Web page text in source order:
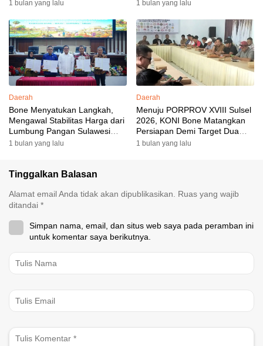
Targetkan Venue dan
Akomodasi Rampung
1 bulan yang lalu 1 bulan yang lalu
Daerah
Bone Menyatukan Langkah,
Mengawal Stabilitas Harga dari
Lumbung Pangan Sulawesi
Selatan
1 bulan yang lalu
Daerah
Menuju PORPROV XVIII Sulsel
2026, KONI Bone Matangkan
Persiapan Demi Target Dua
Besar
1 bulan yang lalu
Tinggalkan Balasan
Alamat email Anda tidak akan dipublikasikan.
Ruas yang wajib
ditandai *
Simpan nama, email, dan situs web saya pada peramban ini
untuk komentar saya berikutnya.